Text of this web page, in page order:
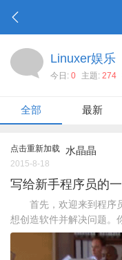
Linuxer娱乐
今日: 0 主題: 274
全部 最新
点击重新加载 水晶晶
2015-8-18
写给新手程序员的
首先，欢迎来到程序员
想创造软件并解决问题。